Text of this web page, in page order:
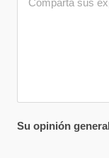
Su opinión